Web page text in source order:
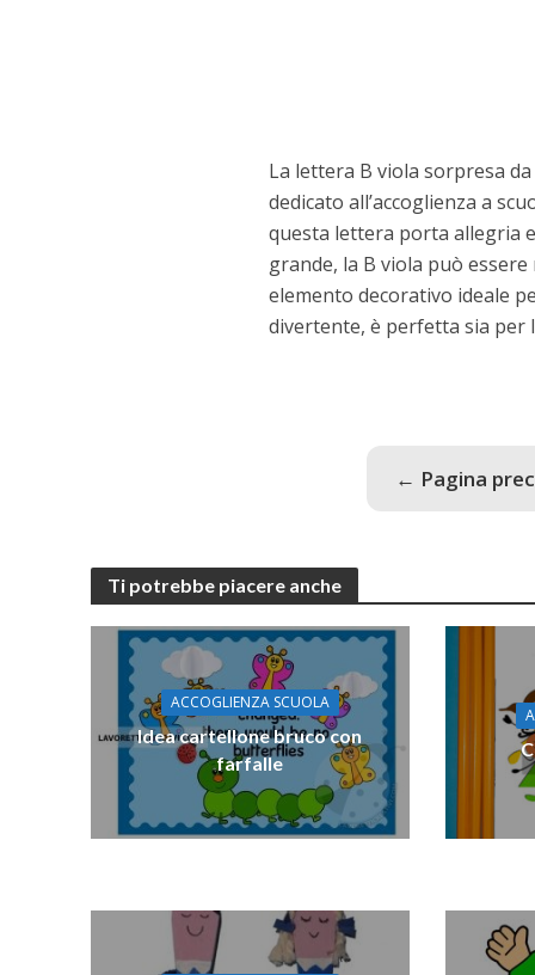
La lettera B viola sorpresa
dedicato all’accoglienza a
questa lettera porta allegria
grande, la B viola può
elemento decorativo ideale
divertente, è perfetta sia per
← Pagina
Ti potrebbe piacere anche
ACCOGLIENZA SCUOLA
Idea cartellone bruco con
farfalle